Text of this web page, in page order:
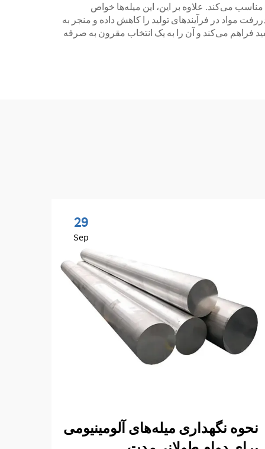
می‌کند. علاوه بر این، این میله‌ها خواص
مواد در فرآیندهای تولید را کاهش داده و منجر به
فراهم می‌کند و آن را به یک انتخاب مقرون به صرفه
29
Sep
نحوه نگهداری میله‌های آلومینیومی